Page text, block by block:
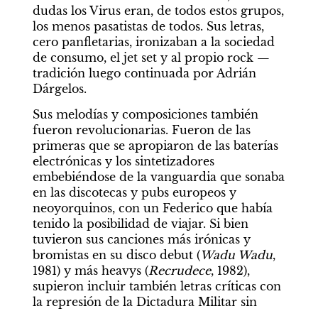
dudas los Virus eran, de todos estos grupos,
los menos pasatistas de todos. Sus letras,
cero panfletarias, ironizaban a la sociedad
de consumo, el jet set y al propio rock —
tradición luego continuada por Adrián
Dárgelos.
Sus melodías y composiciones también
fueron revolucionarias. Fueron de las
primeras que se apropiaron de las baterías
electrónicas y los sintetizadores
embebiéndose de la vanguardia que sonaba
en las discotecas y pubs europeos y
neoyorquinos, con un Federico que había
tenido la posibilidad de viajar. Si bien
tuvieron sus canciones más irónicas y
bromistas en su disco debut (Wadu Wadu,
1981) y más heavys (Recrudece, 1982),
supieron incluir también letras críticas con
la represión de la Dictadura Militar sin